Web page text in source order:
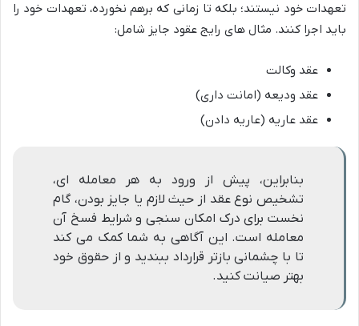
تعهدات خود نیستند؛ بلکه تا زمانی که برهم نخورده، تعهدات خود را
باید اجرا کنند. مثال های رایج عقود جایز شامل:
عقد وکالت
عقد ودیعه (امانت داری)
عقد عاریه (عاريه دادن)
بنابراین، پیش از ورود به هر معامله ای،
تشخیص نوع عقد از حیث لازم یا جایز بودن، گام
نخست برای درک امکان سنجی و شرایط فسخ آن
معامله است. این آگاهی به شما کمک می کند
تا با چشمانی بازتر قرارداد ببندید و از حقوق خود
بهتر صیانت کنید.